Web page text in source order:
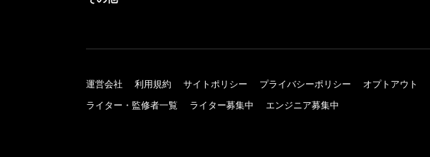
運営会社 利用規約 サイトポリシー プライバシーポリシー オプトアウト
ライター・監修者一覧
ライター募集中 エンジニア募集中